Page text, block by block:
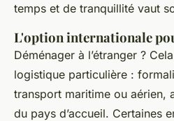
temps et de tranquillité vaut
L'option internationale
Déménager à l’étranger ?
logistique particulière :
transport maritime ou aérien,
du pays d’accueil. Certaines